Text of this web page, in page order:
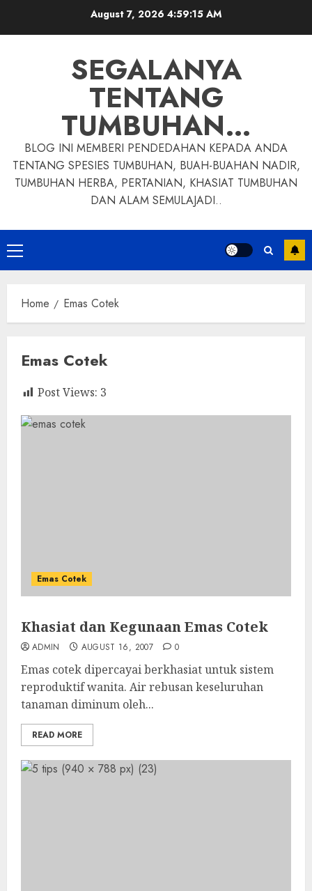
August 7, 2026 4:59:16 AM
SEGALANYA
TENTANG
TUMBUHAN…
BLOG INI MEMBERI PENDEDAHAN KEPADA ANDA
TENTANG SPESIES TUMBUHAN, BUAH-BUAHAN NADIR,
TUMBUHAN HERBA, PERTANIAN, KHASIAT TUMBUHAN
DAN ALAM SEMULAJADI..
Primary
Menu
Home Emas Cotek
Emas Cotek
Post Views: 3
Emas Cotek
Khasiat dan Kegunaan Emas Cotek
ADMIN AUGUST 16, 2007 0
Emas cotek dipercayai berkhasiat untuk sistem
reproduktif wanita. Air rebusan keseluruhan
tanaman diminum oleh...
READ MORE